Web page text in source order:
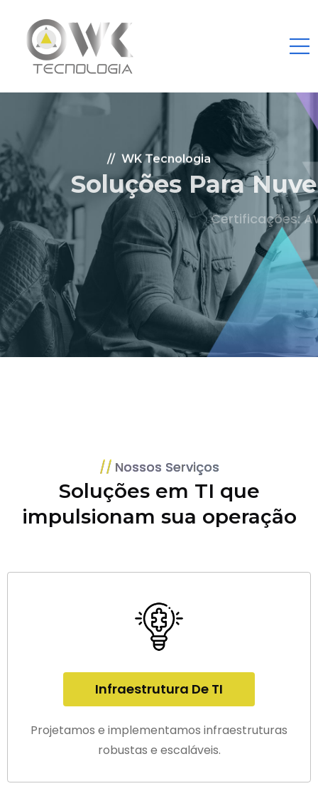
WK Tecnologia
Soluções Para Nuvem.
Certificações: AWS Partner, Microsoft Gold
Fale Conosco
Nossos Serviços
Soluções em TI que
impulsionam sua operação
Infraestrutura De TI
Projetamos e implementamos infraestruturas
robustas e escaláveis.